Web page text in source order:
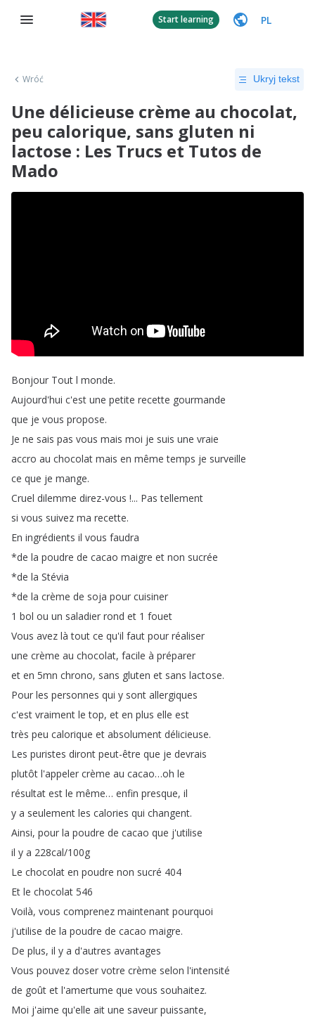
Start learning PL
Wróć Ukryj tekst
Une délicieuse crème au chocolat,
peu calorique, sans gluten ni
lactose : Les Trucs et Tutos de
Mado
Bonjour Tout l monde.
Aujourd'hui c'est une petite recette gourmande
que je vous propose.
Je ne sais pas vous mais moi je suis une vraie
accro au chocolat mais en même temps je surveille
ce que je mange.
Cruel dilemme direz-vous !... Pas tellement
si vous suivez ma recette.
En ingrédients il vous faudra
*de la poudre de cacao maigre et non sucrée
*de la Stévia
*de la crème de soja pour cuisiner
1 bol ou un saladier rond et 1 fouet
Vous avez là tout ce qu'il faut pour réaliser
une crème au chocolat, facile à préparer
et en 5mn chrono, sans gluten et sans lactose.
Pour les personnes qui y sont allergiques
c'est vraiment le top, et en plus elle est
très peu calorique et absolument délicieuse.
Les puristes diront peut-être que je devrais
plutôt l'appeler crème au cacao…oh le
résultat est le même… enfin presque, il
y a seulement les calories qui changent.
Ainsi, pour la poudre de cacao que j'utilise
il y a 228cal/100g
Le chocolat en poudre non sucré 404
Et le chocolat 546
Voilà, vous comprenez maintenant pourquoi
j'utilise de la poudre de cacao maigre.
De plus, il y a d'autres avantages
Vous pouvez doser votre crème selon l'intensité
de goût et l'amertume que vous souhaitez.
Moi j'aime qu'elle ait une saveur puissante,